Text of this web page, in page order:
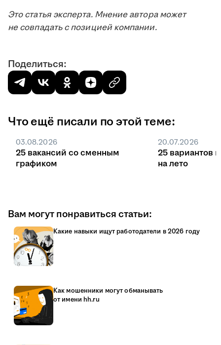
Это статья эксперта. Мнение автора может
не совпадать с позицией компании.
Поделиться:
Что ещё писали по этой теме:
03.08.2026
25 вакансий со сменным
графиком
20.07.2026
25 вариантов
на лето
Вам могут понравиться статьи:
Какие навыки ищут работодатели в 2026 году
Как мошенники могут обманывать
от имени hh.ru